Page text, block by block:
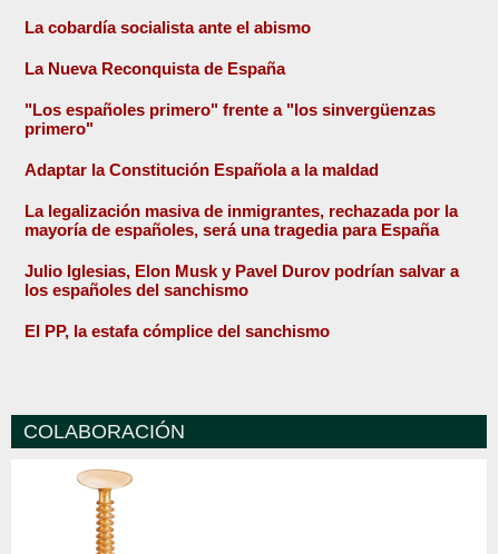
La cobardía socialista ante el abismo
La Nueva Reconquista de España
"Los españoles primero" frente a "los sinvergüenzas
primero"
Adaptar la Constitución Española a la maldad
La legalización masiva de inmigrantes, rechazada por la
mayoría de españoles, será una tragedia para España
Julio Iglesias, Elon Musk y Pavel Durov podrían salvar a
los españoles del sanchismo
El PP, la estafa cómplice del sanchismo
COLABORACIÓN